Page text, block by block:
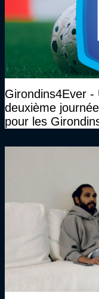
Girondins4Ever
deuxième
pour les